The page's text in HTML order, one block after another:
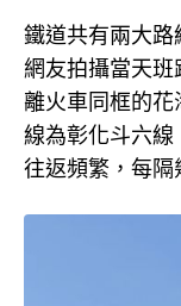
鐵道共有兩大路
網友拍攝當天班
離火車同框的
線為彰化斗六線
往返頻繁，每隔